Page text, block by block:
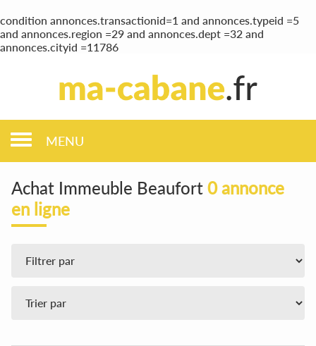
condition annonces.transactionid=1 and annonces.typeid =5
and annonces.region =29 and annonces.dept =32 and
annonces.cityid =11786
MENU
Achat Immeuble Beaufort 0 annonce
en ligne